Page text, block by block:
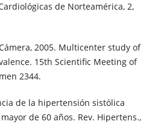
de Norteamérica, 2,
2005. Multicenter study of
15th Scientific Meeting of
2344.
de la hipertensión sistólica
de 60 años. Rev. Hipertens.,